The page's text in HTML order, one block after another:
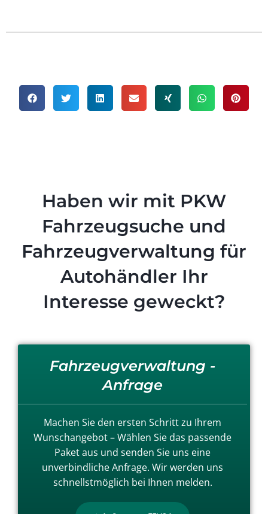
Haben wir mit PKW
Fahrzeugsuche und
Fahrzeugverwaltung für
Autohändler Ihr
Interesse geweckt?
Fahrzeugverwaltung -
Anfrage
Machen Sie den ersten Schritt zu Ihrem
Wunschangebot – Wählen Sie das passende
Paket aus und senden Sie uns eine
unverbindliche Anfrage. Wir werden uns
schnellstmöglich bei Ihnen melden.